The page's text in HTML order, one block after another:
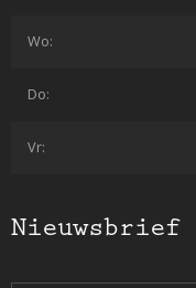
Wo:
Do:
Vr:
Nieuwsbrief